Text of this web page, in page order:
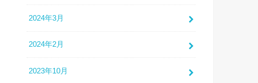
2024年3月
2024年2月
2023年10月